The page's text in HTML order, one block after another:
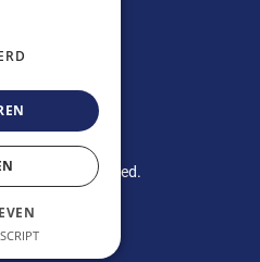
All rights reserved.
Policy